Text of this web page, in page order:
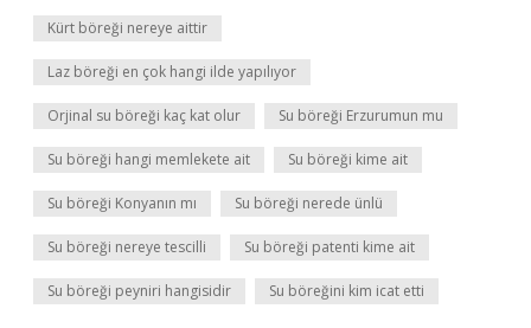
Kürt böreği nereye aittir
Laz böreği en çok hangi ilde yapılıyor
Orjinal su böreği kaç kat olur Su böreği Erzurumun mu
Su böreği hangi memlekete ait Su böreği kime ait
Su böreği Konyanın mı Su böreği nerede ünlü
Su böreği nereye tescilli Su böreği patenti kime ait
Su böreği peyniri hangisidir Su böreğini kim icat etti